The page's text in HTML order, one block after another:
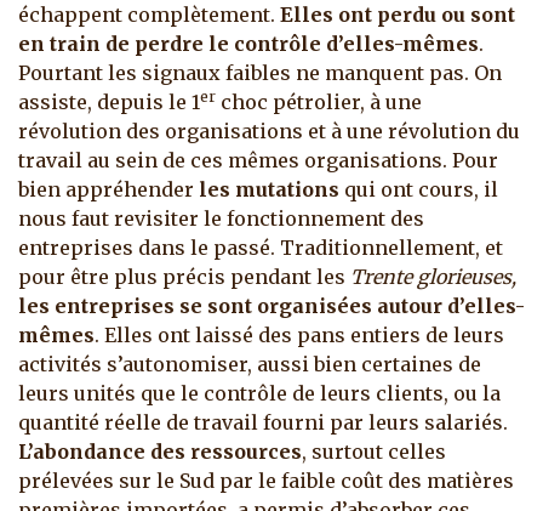
échappent complètement. Elles ont perdu ou sont
en train de perdre le contrôle d’elles-mêmes.
Pourtant les signaux faibles ne manquent pas. On
assiste, depuis le 1er choc pétrolier, à une
révolution des organisations et à une révolution du
travail au sein de ces mêmes organisations. Pour
bien appréhender les mutations qui ont cours, il
nous faut revisiter le fonctionnement des
entreprises dans le passé. Traditionnellement, et
pour être plus précis pendant les Trente glorieuses,
les entreprises se sont organisées autour d’elles-
mêmes. Elles ont laissé des pans entiers de leurs
activités s’autonomiser, aussi bien certaines de
leurs unités que le contrôle de leurs clients, ou la
quantité réelle de travail fourni par leurs salariés.
L’abondance des ressources, surtout celles
prélevées sur le Sud par le faible coût des matières